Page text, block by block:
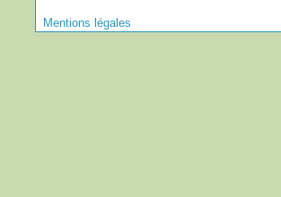
Mentions légales